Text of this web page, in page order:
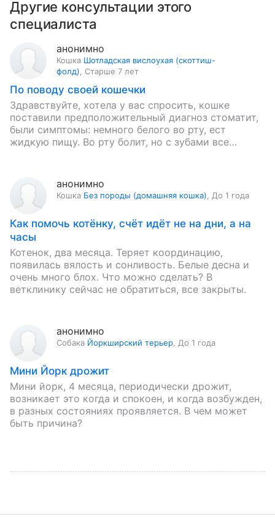
Другие консультации этого
специалиста
анонимно
Кошка Шотладская вислоухая (скоттиш-
фолд)
Старше 7 лет
По поводу своей кошечки
Здравствуйте, хотела у вас спросить, кошке
поставили предположительный диагноз стоматит,
были симптомы: немного белого во рту, ест
жидкую пищу. Во рту болит, но с зубами все
анонимно
Кошка Без породы (домашняя кошка) До 1 года
Как помочь котёнку, счёт идёт не на дни, а на
часы
Котенок, два месяца. Теряет координацию,
появилась вялость и сонливость. Белые десна и
очень много блох. Что можно сделать? В
ветклинику сейчас не обратиться, все закрыты.
анонимно
Собака Йоркширский терьер До 1 года
Мини Йорк дрожит
Мини йорк, 4 месяца, периодически дрожит,
возникает это когда и спокоен, и когда возбужден,
в разных состояниях проявляется. В чем может
быть причина?